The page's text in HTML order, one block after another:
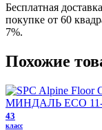
Бесплатная
покупке от 60
7%.
Похожие
43
класс